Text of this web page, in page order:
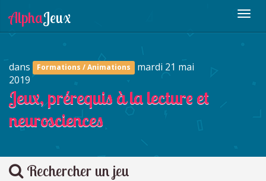
dans Formations / Animations
mardi 21 mai
2019
Jeux, prérequis à la lecture et
neurosciences
Rechercher un jeu